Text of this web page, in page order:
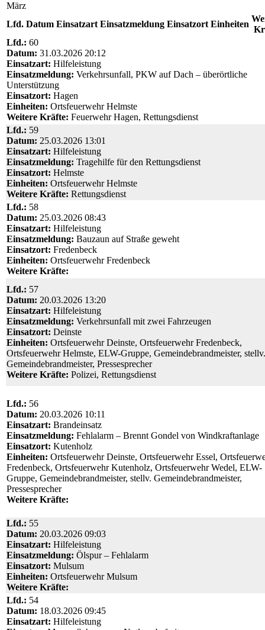
März
Lfd. Datum Einsatzart Einsatzmeldung Einsatzort Einheiten
Lfd.: 60
Datum: 31.03.2026 20:12
Einsatzart: Hilfeleistung
Einsatzmeldung: Verkehrsunfall, PKW auf Dach – überörtliche
Unterstützung
Einsatzort: Hagen
Einheiten: Ortsfeuerwehr Helmste
Weitere Kräfte: Feuerwehr Hagen, Rettungsdienst
Lfd.: 59
Datum: 25.03.2026 13:01
Einsatzart: Hilfeleistung
Einsatzmeldung: Tragehilfe für den Rettungsdienst
Einsatzort: Helmste
Einheiten: Ortsfeuerwehr Helmste
Weitere Kräfte: Rettungsdienst
Lfd.: 58
Datum: 25.03.2026 08:43
Einsatzart: Hilfeleistung
Einsatzmeldung: Bauzaun auf Straße geweht
Einsatzort: Fredenbeck
Einheiten: Ortsfeuerwehr Fredenbeck
Weitere Kräfte:
Lfd.: 57
Datum: 20.03.2026 13:20
Einsatzart: Hilfeleistung
Einsatzmeldung: Verkehrsunfall mit zwei Fahrzeugen
Einsatzort: Deinste
Einheiten: Ortsfeuerwehr Deinste, Ortsfeuerwehr Fredenbeck,
Ortsfeuerwehr Helmste, ELW-Gruppe, Gemeindebrandmeister, stellv.
Gemeindebrandmeister, Pressesprecher
Weitere Kräfte: Polizei, Rettungsdienst
Lfd.: 56
Datum: 20.03.2026 10:11
Einsatzart: Brandeinsatz
Einsatzmeldung: Fehlalarm – Brennt Gondel von Windkraftanlage
Einsatzort: Kutenholz
Einheiten: Ortsfeuerwehr Deinste, Ortsfeuerwehr Essel,
Fredenbeck, Ortsfeuerwehr Kutenholz, Ortsfeuerwehr Wedel, ELW-
Gruppe, Gemeindebrandmeister, stellv. Gemeindebrandmeister,
Pressesprecher
Weitere Kräfte:
Lfd.: 55
Datum: 20.03.2026 09:03
Einsatzart: Hilfeleistung
Einsatzmeldung: Ölspur – Fehlalarm
Einsatzort: Mulsum
Einheiten: Ortsfeuerwehr Mulsum
Weitere Kräfte:
Lfd.: 54
Datum: 18.03.2026 09:45
Einsatzart: Hilfeleistung